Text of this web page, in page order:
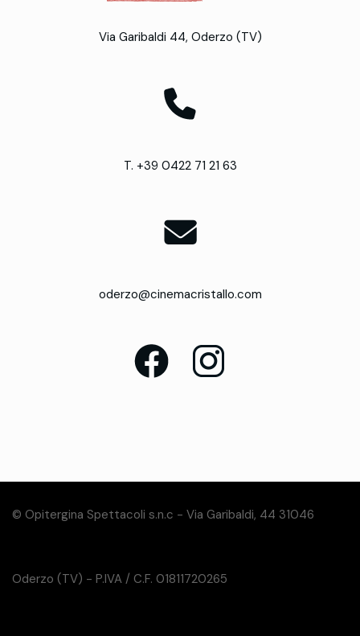
Via Garibaldi 44, Oderzo (TV)
T. +39 0422 71 21 63
oderzo@cinemacristallo.com
© Opitergina Spettacoli s.n.c - Via Garibaldi, 44 31046
Oderzo (TV) - P.IVA / C.F. 01811720265